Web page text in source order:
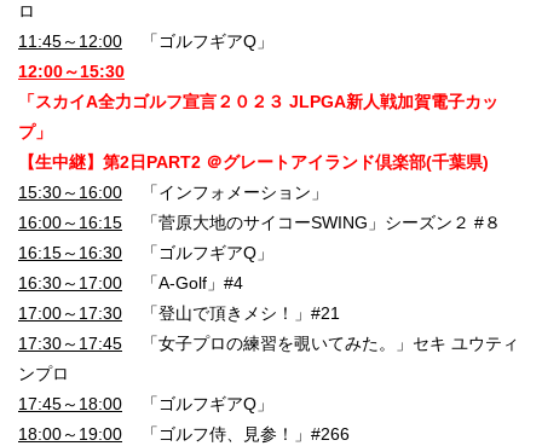
ロ
11:45～12:00 「ゴルフギアQ」
12:00～15:30
「スカイA全力ゴルフ宣言２０２３ JLPGA新人戦加賀電子カッ
プ」
【生中継】第2日PART2 ＠グレートアイランド倶楽部(千葉県)
15:30～16:00 「インフォメーション」
16:00～16:15 「菅原大地のサイコーSWING」シーズン２ #８
16:15～16:30 「ゴルフギアQ」
16:30～17:00 「A-Golf」#4
17:00～17:30 「登山で頂きメシ！」#21
17:30～17:45 「女子プロの練習を覗いてみた。」セキ ユウティ
ンプロ
17:45～18:00 「ゴルフギアQ」
18:00～19:00 「ゴルフ侍、見参！」#266